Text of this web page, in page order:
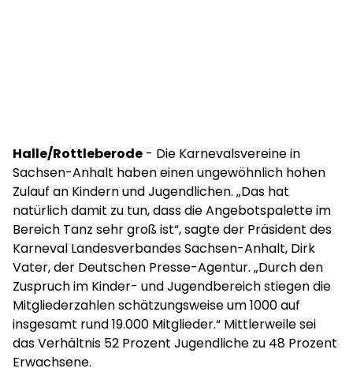
Halle/Rottleberode - Die Karnevalsvereine in
Sachsen-Anhalt haben einen ungewöhnlich hohen
Zulauf an Kindern und Jugendlichen. „Das hat
natürlich damit zu tun, dass die Angebotspalette im
Bereich Tanz sehr groß ist“, sagte der Präsident des
Karneval Landesverbandes Sachsen-Anhalt, Dirk
Vater, der Deutschen Presse-Agentur. „Durch den
Zuspruch im Kinder- und Jugendbereich stiegen die
Mitgliederzahlen schätzungsweise um 1000 auf
insgesamt rund 19.000 Mitglieder.“ Mittlerweile sei
das Verhältnis 52 Prozent Jugendliche zu 48 Prozent
Erwachsene.